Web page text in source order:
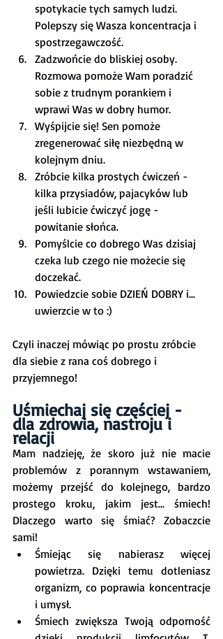
spotykacie tych samych ludzi.
Polepszy się Wasza koncentracja i
spostrzegawczość.
Zadzwońcie do bliskiej osoby.
Rozmowa pomoże Wam poradzić
sobie z trudnym porankiem i
wprawi Was w dobry humor.
Wyśpijcie się! Sen pomoże
zregenerować siłę niezbędną w
kolejnym dniu.
Zróbcie kilka prostych ćwiczeń -
kilka przysiadów, pajacyków lub
jeśli lubicie ćwiczyć jogę -
powitanie słońca.
Pomyślcie co dobrego Was dzisiaj
czeka lub czego nie możecie się
doczekać.
Powiedzcie sobie DZIEŃ DOBRY i...
uwierzcie w to :)
Czyli inaczej mówiąc po prostu zróbcie
dla siebie z rana coś dobrego i
przyjemnego!
Uśmiechaj się częściej -
dla zdrowia, nastroju i
relacji
Mam nadzieję, że skoro już nie macie
problemów z porannym wstawaniem,
możemy przejść do kolejnego, bardzo
prostego kroku, jakim jest... śmiech!
Dlaczego warto się śmiać? Zobaczcie
sami!
Śmiejąc się nabierasz więcej
powietrza. Dzięki temu dotleniasz
organizm, co poprawia koncentracje
i umysł.
Śmiech zwiększa Twoją odporność